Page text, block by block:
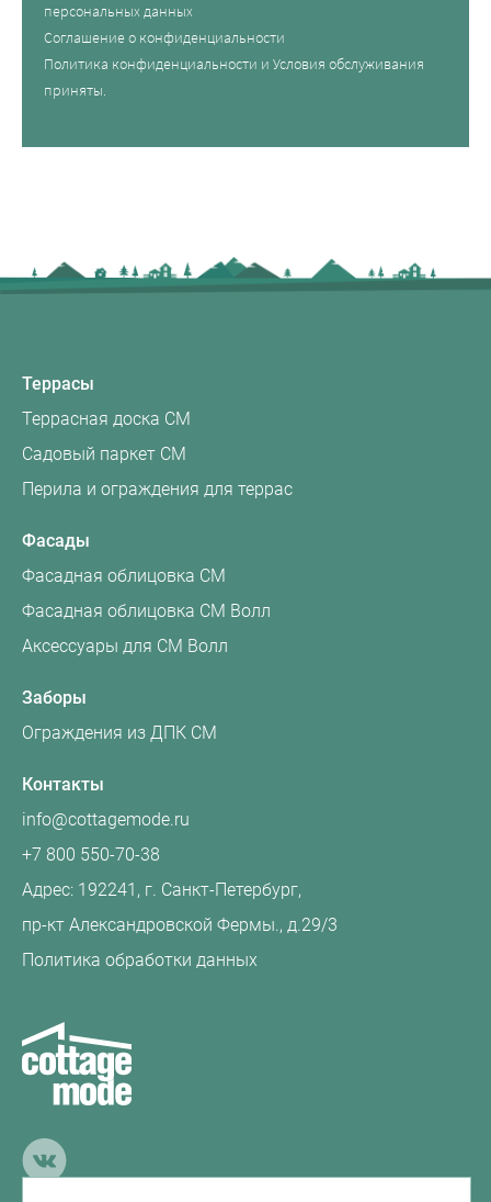
персональных данных
Соглашение о конфиденциальности
Политика конфиденциальности и Условия обслуживания
приняты.
Террасы
Террасная доска CM
Садовый паркет CM
Перила и ограждения для террас
Фасады
Фасадная облицовка CM
Фасадная облицовка CM Волл
Аксессуары для CM Волл
Заборы
Ограждения из ДПК CM
Контакты
info@cottagemode.ru
+7 800 550-70-38
Адрес: 192241, г. Санкт-Петербург,
пр‑кт Александровской Фермы., д.29/3
Политика обработки данных